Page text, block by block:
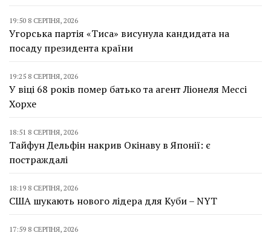
19:50 8 СЕРПНЯ, 2026
Угорська партія «Тиса» висунула кандидата на
посаду президента країни
19:25 8 СЕРПНЯ, 2026
У віці 68 років помер батько та агент Ліонеля Мессі
Хорхе
18:51 8 СЕРПНЯ, 2026
Тайфун Дельфін накрив Окінаву в Японії: є
постраждалі
18:19 8 СЕРПНЯ, 2026
США шукають нового лідера для Куби – NYT
17:59 8 СЕРПНЯ, 2026